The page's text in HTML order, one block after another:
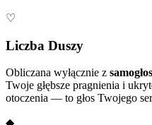
♡
Liczba Duszy
Obliczana wyłącznie z
Twoje głębsze pragnienia i
otoczenia — to głos Twojego